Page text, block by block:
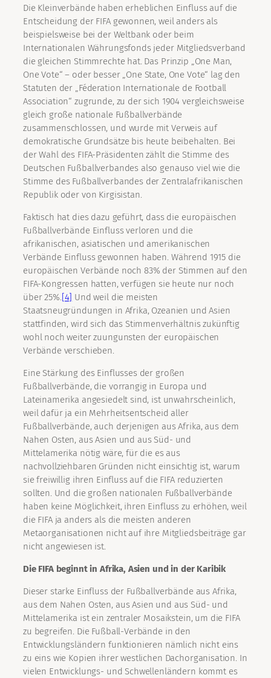
Die Kleinverbände haben erheblichen Einfluss auf die
Entscheidung der FIFA gewonnen, weil anders als
beispielsweise bei der Weltbank oder beim
Internationalen Währungsfonds jeder Mitgliedsverband
die gleichen Stimmrechte hat. Das Prinzip „One Man,
One Vote“ – oder besser „One State, One Vote“ lag den
Statuten der „Féderation Internationale de Football
Association“ zugrunde, zu der sich 1904 vergleichsweise
gleich große nationale Fußballverbände
zusammenschlossen, und wurde mit Verweis auf
demokratische Grundsätze bis heute beibehalten. Bei
der Wahl des FIFA-Präsidenten zählt die Stimme des
Deutschen Fußballverbandes also genauso viel wie die
Stimme des Fußballverbandes der Zentralafrikanischen
Republik oder von Kirgisistan.
Faktisch hat dies dazu geführt, dass die europäischen
Fußballverbände Einfluss verloren und die
afrikanischen, asiatischen und amerikanischen
Verbände Einfluss gewonnen haben. Während 1915 die
europäischen Verbände noch 83% der Stimmen auf den
FIFA-Kongressen hatten, verfügen sie heute nur noch
über 25%.[4] Und weil die meisten
Staatsneugründungen in Afrika, Ozeanien und Asien
stattfinden, wird sich das Stimmenverhältnis zukünftig
wohl noch weiter zuungunsten der europäischen
Verbände verschieben.
Eine Stärkung des Einflusses der großen
Fußballverbände, die vorrangig in Europa und
Lateinamerika angesiedelt sind, ist unwahrscheinlich,
weil dafür ja ein Mehrheitsentscheid aller
Fußballverbände, auch derjenigen aus Afrika, aus dem
Nahen Osten, aus Asien und aus Süd- und
Mittelamerika nötig wäre, für die es aus
nachvollziehbaren Gründen nicht einsichtig ist, warum
sie freiwillig ihren Einfluss auf die FIFA reduzierten
sollten. Und die großen nationalen Fußballverbände
haben keine Möglichkeit, ihren Einfluss zu erhöhen, weil
die FIFA ja anders als die meisten anderen
Metaorganisationen nicht auf ihre Mitgliedsbeiträge gar
nicht angewiesen ist.
Die FIFA beginnt in Afrika, Asien und in der Karibik
Dieser starke Einfluss der Fußballverbände aus Afrika,
aus dem Nahen Osten, aus Asien und aus Süd- und
Mittelamerika ist ein zentraler Mosaikstein, um die FIFA
zu begreifen. Die Fußball-Verbände in den
Entwicklungsländern funktionieren nämlich nicht eins
zu eins wie Kopien ihrer westlichen Dachorganisation. In
vielen Entwicklungs- und Schwellenländern kommt es